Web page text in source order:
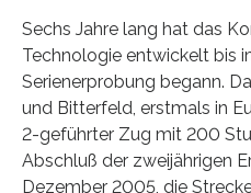
Sechs Jahre lang hat das
Technologie entwickelt bis
Serienerprobung begann.
und Bitterfeld, erstmals in
2-geführter Zug mit 200
Abschluß der zweijährigen
Dezember 2005, die